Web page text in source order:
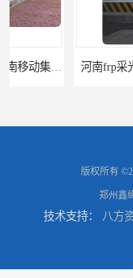
河南frp采光板 质量好
版权所有
郑州鑫
技术支持： 八方